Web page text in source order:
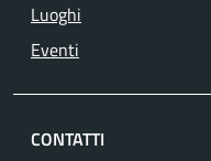
Luoghi
Eventi
CONTATTI